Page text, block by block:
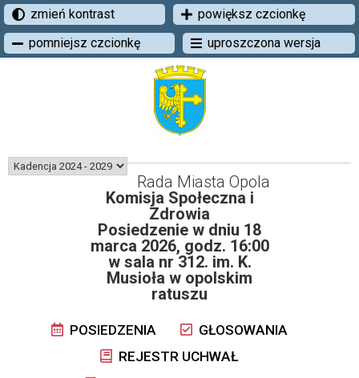
zmień kontrast
powiększ czcionkę
pomniejsz czcionkę
uproszczona wersja
Rada Miasta Opola
Komisja Społeczna i
Zdrowia
Posiedzenie w dniu 18
marca 2026, godz. 16:00
w sala nr 312. im. K.
Musioła w opolskim
ratuszu
POSIEDZENIA
GŁOSOWANIA
REJESTR UCHWAŁ